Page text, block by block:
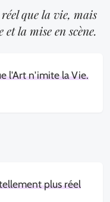
que la vie, mais
la mise en scène.
l'Art n'imite la Vie.
plus réel